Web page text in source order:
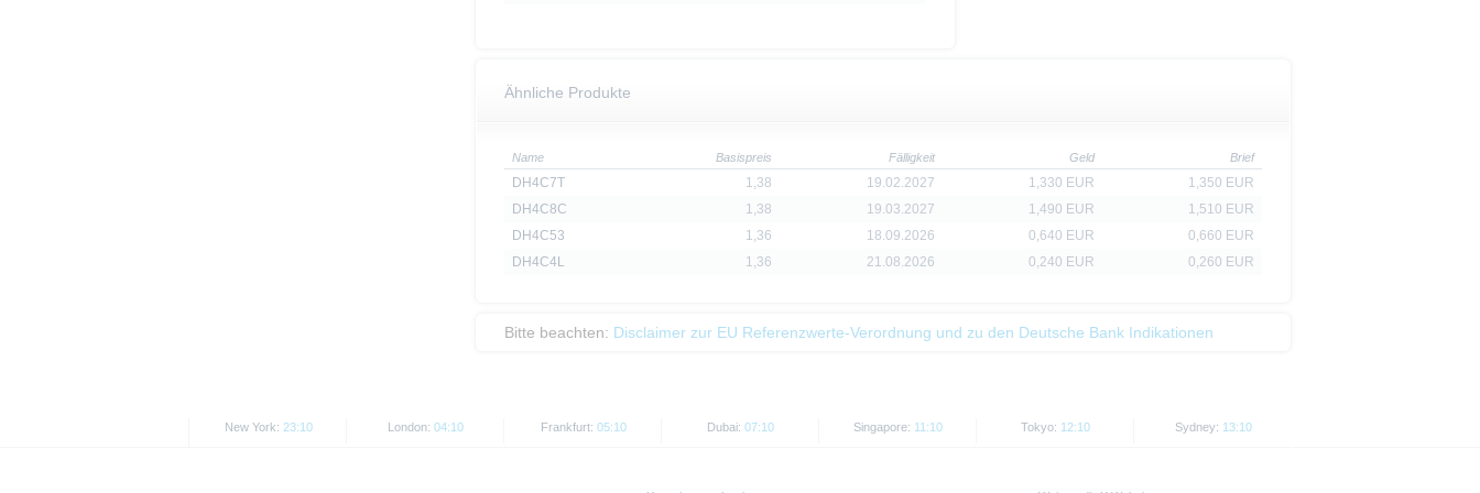
Ähnliche Produkte
Name Basispreis Fälligkeit Geld Brief
DH4C7T 1,38 19.02.2027 1,330 EUR
1,350 EUR
DH4C8C
1,38 19.03.2027 1,490 EUR
1,510 EUR
DH4C53
1,36 18.09.2026 0,640 EUR
0,660 EUR
DH4C4L
1,36 21.08.2026 0,240 EUR 0,260 EUR
Bitte beachten: Disclaimer zur EU Referenzwerte-Verordnung und zu den Deutsche Bank Indikationen
New York: 23:10 London: 04:10 Frankfurt: 05:10 Dubai: 07:10 Singapore: 11:10 Tokyo: 12:10 Sydney: 13:10